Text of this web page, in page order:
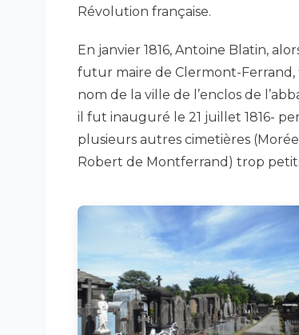
Révolution française.
En janvier 1816, Antoine Blatin,
futur maire de Clermont-Ferrand,
nom de la ville de l’enclos de
il fut inauguré le 21 juillet 1816-
plusieurs autres cimetières
Robert de Montferrand) trop